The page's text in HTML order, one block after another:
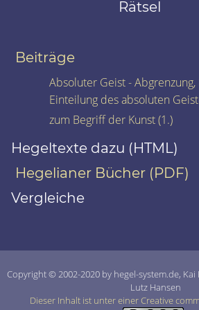
Rätsel
Beiträge
Absoluter Geist - Abgrenzung,
Einteilung des absoluten
zum Begriff der Kunst (1.)
Hegeltexte dazu (HTML)
Hegelianer Bücher (PDF)
Vergleiche
Copyright © 2002-2020 by hegel-system.de,
Lutz Hansen
Dieser Inhalt ist unter einer Creative